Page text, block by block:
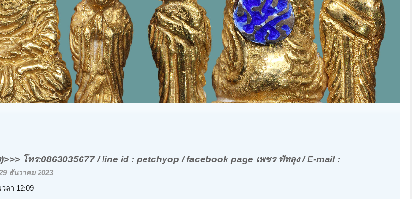
โทร:0863035677 / line id : petchyop / facebook page เพชร พัทลุง / E-mail :
ธันวาคม 2023
วลา 12:09